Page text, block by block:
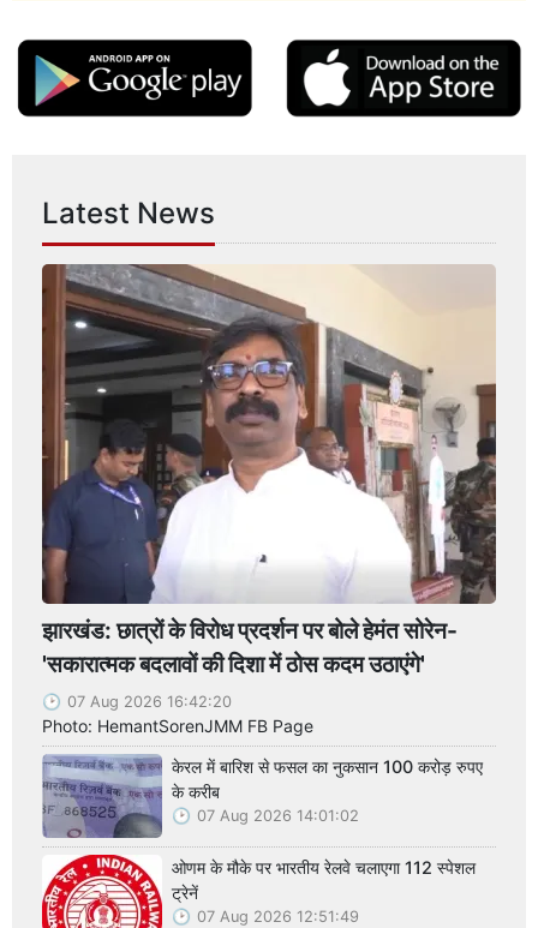
Latest News
झारखंड: छात्रों के विरोध प्रदर्शन पर बोले हेमंत सोरेन-
'सकारात्मक बदलावों की दिशा में ठोस कदम उठाएंगे'
07 Aug 2026 16:42:20
Photo: HemantSorenJMM FB Page
केरल में बारिश से फसल का नुकसान 100 करोड़ रुपए
के करीब
07 Aug 2026 14:01:02
ओणम के मौके पर भारतीय रेलवे चलाएगा 112 स्पेशल
ट्रेनें
07 Aug 2026 12:51:49